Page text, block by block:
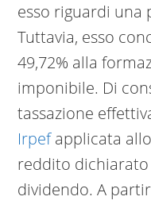
esso riguardi una
Tuttavia, esso
49,72% alla
imponibile. Di
tassazione
Irpefapplicata
reddito
dividendo. A